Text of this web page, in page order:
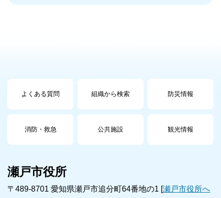
よくある質問 組織から検索 防災情報
消防・救急 公共施設 観光情報
瀬戸市役所
〒489-8701 愛知県瀬戸市追分町64番地の1 [瀬戸市役所へ